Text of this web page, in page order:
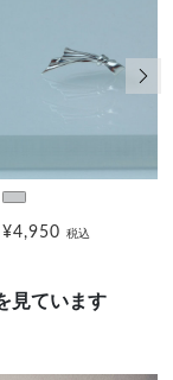
¥4,950 税込
見ています